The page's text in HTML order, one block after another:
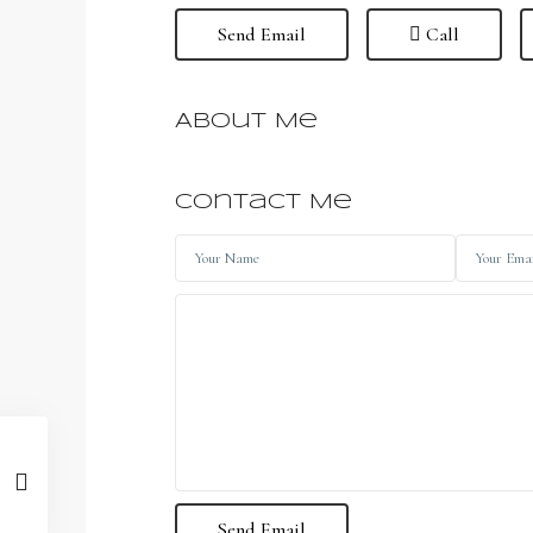
Send Email Call
About Me
Contact Me